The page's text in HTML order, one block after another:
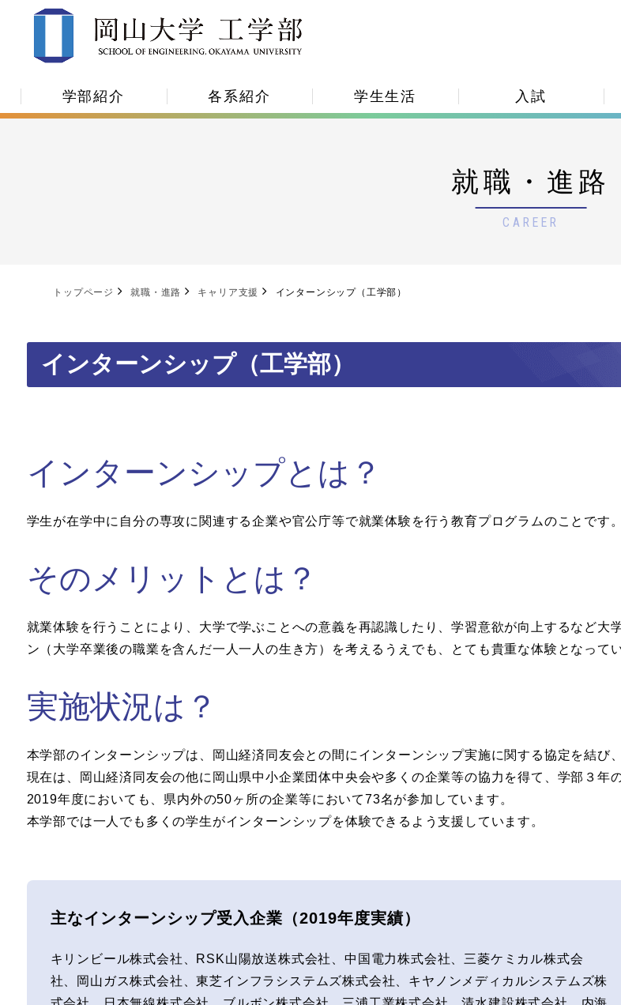
学部紹介 各系紹介 学生生活 入試
就職・進路
CAREER
トップページ 就職・進路 キャリア支援 インターンシップ（工学部）
インターンシップ（工学部）
インターンシップとは？
学生が在学中に自分の専攻に関連する企業や官公庁等で就業体験を行う教育プログラムのことです。
そのメリットとは？
就業体験を行うことにより、大学で学ぶことへの意義を再認識したり、学習意欲が向上するなど
ン（大学卒業後の職業を含んだ一人一人の生き方）を考えるうえでも、とても貴重な体験となってい
実施状況は？
本学部のインターンシップは、岡山経済同友会との間にインターンシップ実施に関する協定を結び
現在は、岡山経済同友会の他に岡山県中小企業団体中央会や多くの企業等の協力を得て、学部３年
2019年度においても、県内外の50ヶ所の企業等において73名が参加しています。
本学部では一人でも多くの学生がインターンシップを体験できるよう支援しています。
主なインターンシップ受入企業（2019年度実績）
キリンビール株式会社、RSK山陽放送株式会社、中国電力株式会社、三菱ケミカル株式会
社、岡山ガス株式会社、東芝インフラシステムズ株式会社、キヤノンメディカルシステムズ株